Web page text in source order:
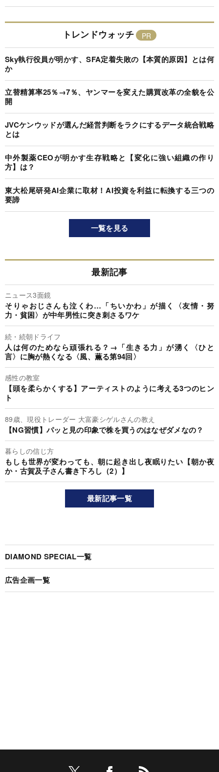
トレンドウォッチ
Sky執行役員が明かす、SFA定着失敗の【本質的原因】とは何
か
立替精算率25％→7％、ヤンマーを変えた購買改革の全貌を公
開
JVCケンウッドが選んだ経営判断をラクにするデータ統合戦略
とは
中外製薬CEOが明かす生存戦略と【変化に強い組織の作り
方】は？
東大松尾研発AI企業に取材！AI投資を利益に転換する三つの
要諦
一覧を見る
最新記事
ニュース3面鏡
そりゃおじさんも泣くわ…「ちいかわ」が描く〈友情・努
力・貧困〉が中年男性に突き刺さるワケ
続・続朝ドライフ
人は何のためなら頑張れる？→「生きる力」が湧く〈ひと
言〉に胸が熱くなる〈風、薫る第94回〉
感性の教室
【頭を柔らかくする】アーティストのように考える3つのヒン
ト
89歳、現役トレーダー 大富豪シゲルさんの教え
【NG習慣】パッと見の印象で株を買うのはなぜダメなの？
暮らしの信じ方
もしも世界が変わっても、朝に起き出し夜眠りたい【朝か夜
か・古賀及子さん書き下ろし（2）】
最新記事一覧
DIAMOND SPECIAL一覧
広告企画一覧